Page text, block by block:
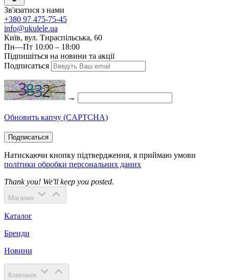
Зв'язатися з нами
+380 97 475-75-45
info@ukulele.ua
Київ, вул. Тираспільська, 60
Пн—Пт 10:00 – 18:00
Підпишіться на новини та акції
Подписаться
→
Обновить капчу (CAPTCHA)
Подписаться
Натискаючи кнопку підтвердження, я приймаю умови
політики обробки персональних даних
Thank you! We'll keep you posted.
Магазин
Каталог
Бренди
Новини
Компанія